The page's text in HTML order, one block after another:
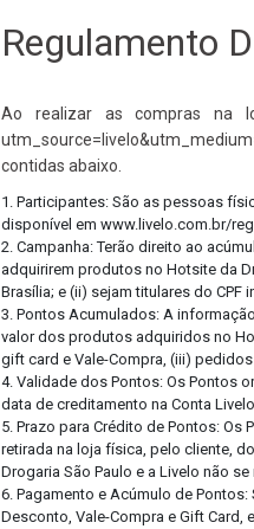
Regulamento
Ao realizar as compras na
contidas abaixo.
1. Participantes: São as pessoas
disponível em www.livelo.com.br/
2. Campanha: Terão direito ao
adquirirem produtos no Hotsite da
Brasília; e (ii) sejam titulares do
3. Pontos Acumulados: A
valor dos produtos adquiridos no
gift card e Vale-Compra, (iii)
4. Validade dos Pontos: Os Pontos
data de creditamento na Conta
5. Prazo para Crédito de Pontos:
retirada na loja física, pelo cliente,
Drogaria São Paulo e a Livelo não
6. Pagamento e Acúmulo de
Desconto, Vale-Compra e Gift